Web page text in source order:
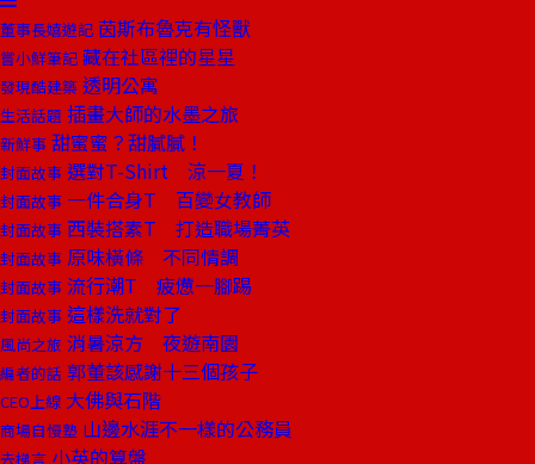
董事長嬉遊記 茵斯布魯克有怪獸
嘗小鮮筆記 藏在社區裡的星星
發現酷建築 透明公寓
生活話題 插畫大師的水墨之旅
新鮮事 甜蜜蜜？甜膩膩！
封面故事 選對T-Shirt 涼一夏！
封面故事 一件合身T 百變女教師
封面故事 西裝搭素T 打造職場菁英
封面故事 原味橫條 不同情調
封面故事 流行潮T 疲憊一腳踢
封面故事 這樣洗就對了
風尚之旅 消暑涼方 夜遊南園
編者的話 郭董該感謝十三個孩子
CEO上線 大佛與石階
商場自慢塾 山邊水涯不一樣的公務員
去梯言 小英的算盤